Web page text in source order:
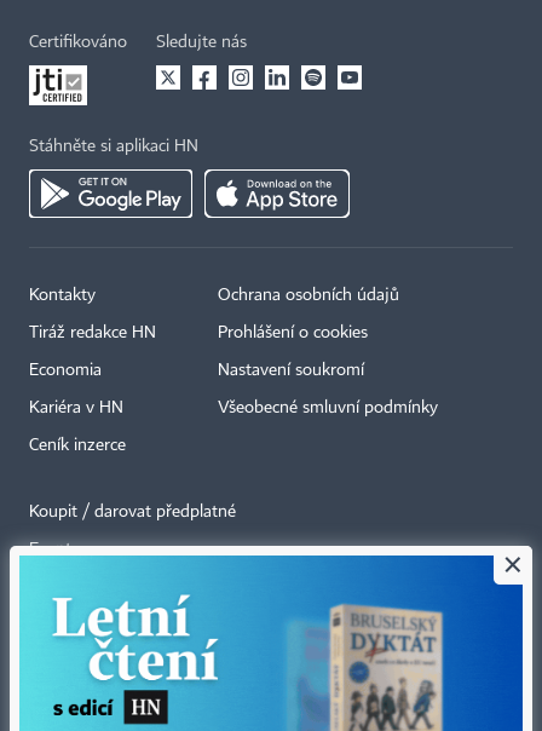
Certifikováno Sledujte nás
Stáhněte si aplikaci HN
Kontakty
Tiráž redakce HN
Economia
Kariéra v HN
Ceník inzerce
Ochrana osobních údajů
Prohlášení o cookies
Nastavení soukromí
Všeobecné smluvní podmínky
Koupit / darovat předplatné
Eventy
RSS kanály
Autorská práva vykonává vydavatel. Bez písemného svolení vydavatele je
×